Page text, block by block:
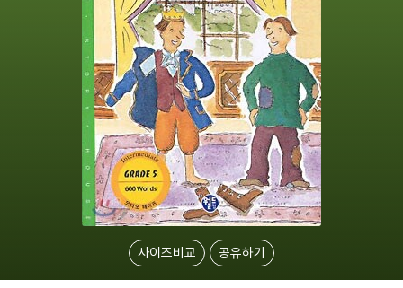
사이즈비교 공유하기